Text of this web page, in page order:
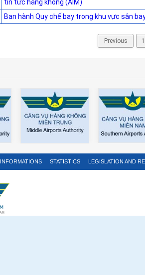
tin tức hàng không (AIM)
Ban hành Quy chế bay trong khu vực sân
Previous 1
INFORMATIONS STATISTICS LEGISLATION AND